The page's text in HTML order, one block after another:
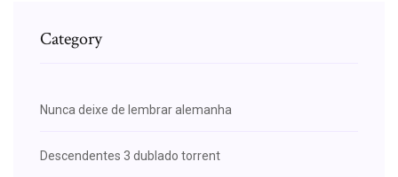
Category
Nunca deixe de lembrar alemanha
Descendentes 3 dublado torrent